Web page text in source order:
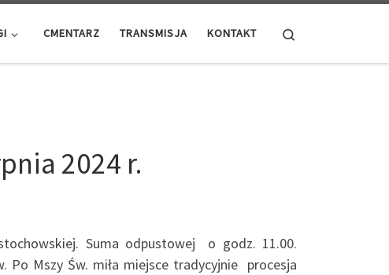
CMENTARZ TRANSMISJA KONTAKT
2024 r.
Suma odpustowej o godz. 11.00.
Po Mszy Św. miła miejsce tradycyjnie procesja